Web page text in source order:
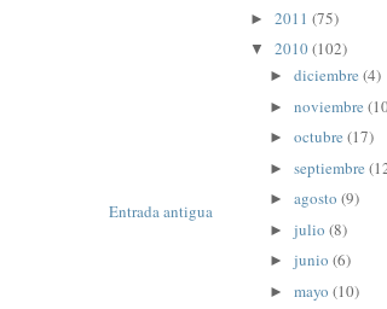
Entrada antigua
► 2011 (75)
▼ 2010(102)
► diciembre (4)
► noviembre
► octubre (17)
► septiembre
► agosto (9)
► julio (8)
► junio (6)
► mayo (10)